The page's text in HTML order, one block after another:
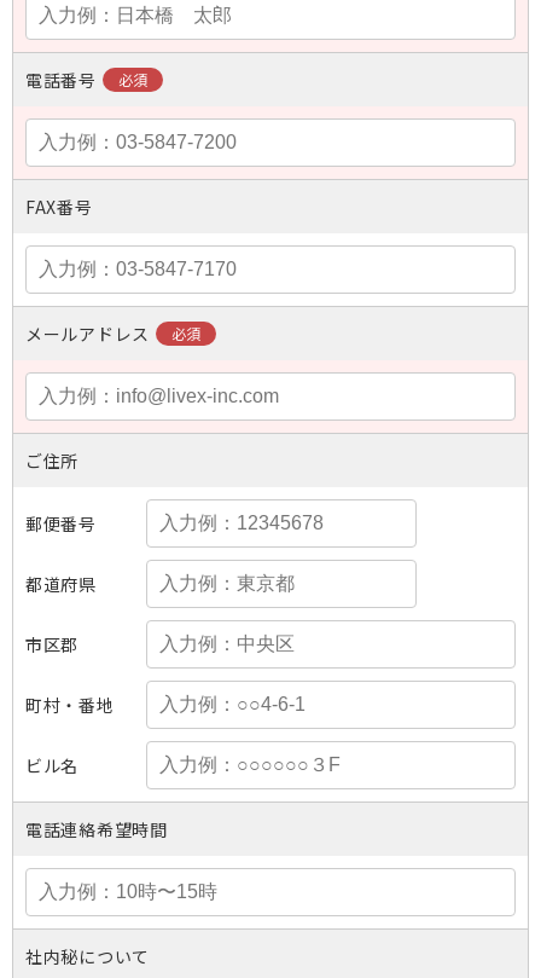
電話番号
FAX番号
メールアドレス
ご住所
郵便番号
都道府県
市区郡
町村・番地
ビル名
電話連絡希望時間
社内秘について